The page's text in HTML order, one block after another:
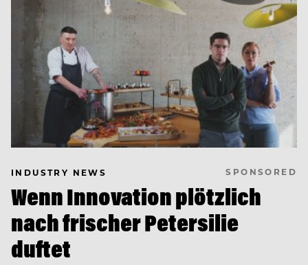
INDUSTRY NEWS SPONSORED
Wenn Innovation plötzlich
nach frischer Petersilie
duftet